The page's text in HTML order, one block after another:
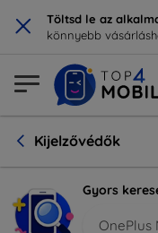
× Töltsd le az
könnyebb
Kijelzővédők
Gyors
OnePlus